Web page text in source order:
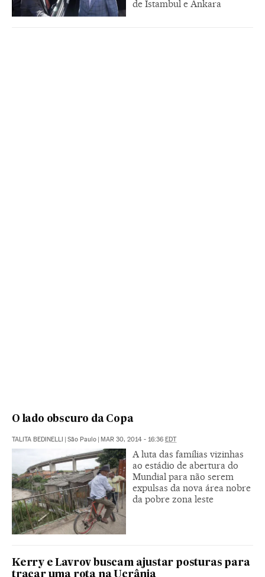
de Istambul e Ankara
O lado obscuro da Copa
TALITA BEDINELLI | São Paulo | MAR 30, 2014 - 16:36 EDT
A luta das famílias vizinhas
ao estádio de abertura do
Mundial para não serem
expulsas da nova área nobre
da pobre zona leste
Kerry e Lavrov buscam ajustar posturas para
traçar uma rota na Ucrânia